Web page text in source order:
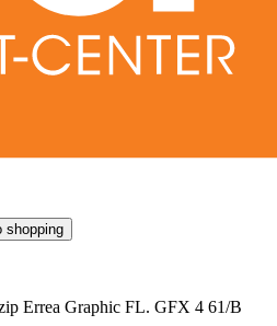
shopping
Errea Graphic FL. GFX 4 61/B